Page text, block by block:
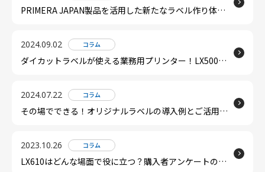
PRIMERA JAPAN製品を活用した新たなラベル作り体
2024.09.02 コラム
ダイカットラベルが使える業務用プリンター！LX500と
2024.07.22 コラム
その場でできる！オリジナルラベルの導入例とご活用イ
2023.10.26 コラム
LX610はどんな場面で役に立つ？購入者アンケートの結